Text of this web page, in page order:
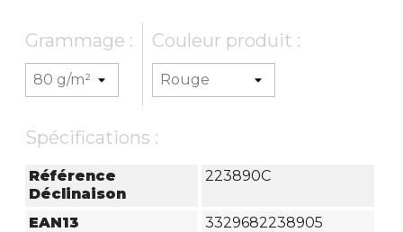
Grammage : Couleur produit :
Spécifications :
Référence
Déclinaison
223890C
EAN13
3329682238905